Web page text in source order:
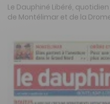
Le Dauphiné Libéré,
de Montélimar et de la